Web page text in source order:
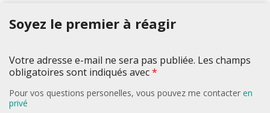
Soyez le premier à réagir
Votre adresse e-mail ne sera pas publiée. Les champs
obligatoires sont indiqués avec*
Pour vos questions personelles, vous pouvez me contacter en
privé